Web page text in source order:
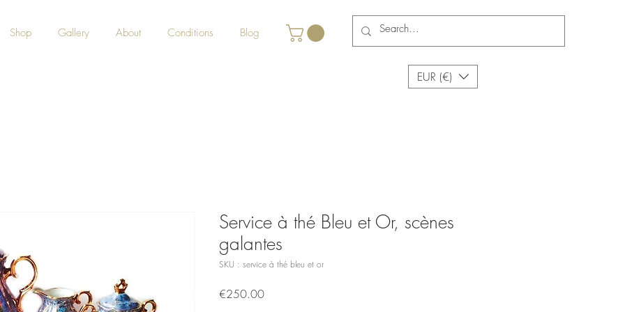
Shop Gallery About Conditions Blog
EUR (€)
Service à thé Bleu et Or, scènes
galantes
SKU : service à thé bleu et or
€250.00Prix